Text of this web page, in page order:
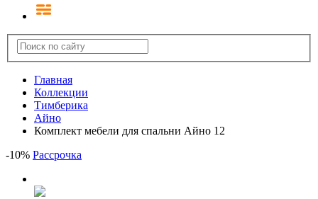
Главная
Коллекции
Тимберика
Айно
Комплект мебели для спальни Айно 12
-10% Рассрочка